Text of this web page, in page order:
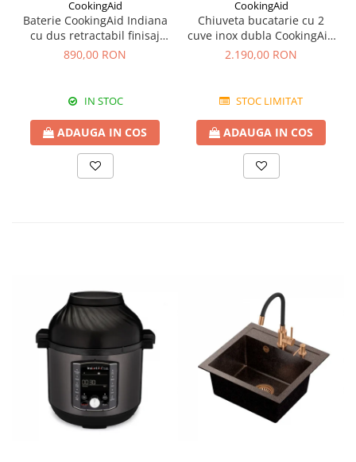
CookingAid
Baterie CookingAid Indiana
cu dus retractabil finisaj
granit Bej Pigmentat /
890,00 RON
IN STOC
ADAUGA IN COS
CookingAid
Chiuveta bucatarie cu 2
cuve inox dubla CookingAid
FUSION 86BB
2.190,00 RON
STOC LIMITAT
ADAUGA IN COS